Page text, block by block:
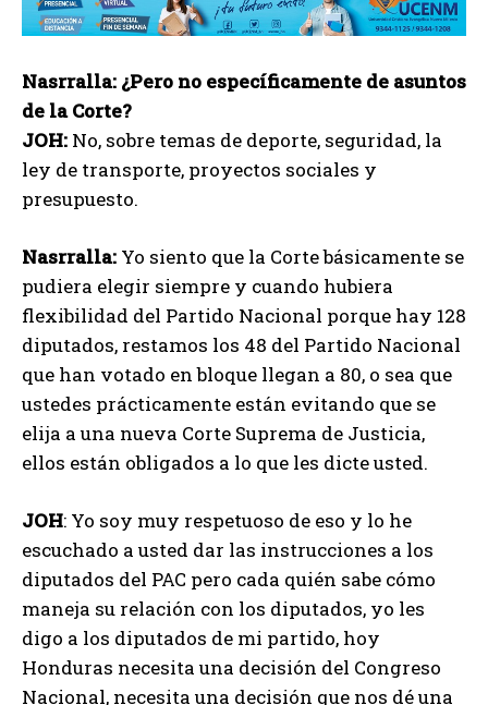
Nasrralla: ¿Pero no específicamente de asuntos
de la Corte?
JOH: No, sobre temas de deporte, seguridad, la
ley de transporte, proyectos sociales y
presupuesto.
Nasrralla: Yo siento que la Corte básicamente se
pudiera elegir siempre y cuando hubiera
flexibilidad del Partido Nacional porque hay 128
diputados, restamos los 48 del Partido Nacional
que han votado en bloque llegan a 80, o sea que
ustedes prácticamente están evitando que se
elija a una nueva Corte Suprema de Justicia,
ellos están obligados a lo que les dicte usted.
JOH: Yo soy muy respetuoso de eso y lo he
escuchado a usted dar las instrucciones a los
diputados del PAC pero cada quién sabe cómo
maneja su relación con los diputados, yo les
digo a los diputados de mi partido, hoy
Honduras necesita una decisión del Congreso
Nacional, necesita una decisión que nos dé una